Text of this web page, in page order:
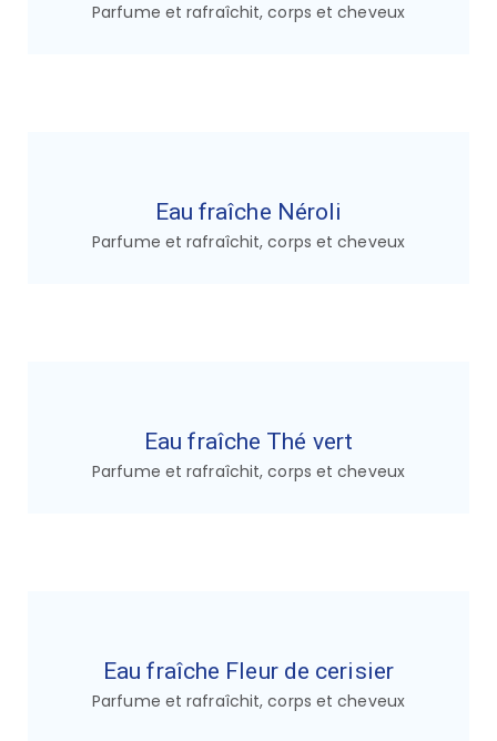
Parfume et rafraîchit, corps et cheveux
Eau fraîche Néroli
Parfume et rafraîchit, corps et cheveux
Eau fraîche Thé vert
Parfume et rafraîchit, corps et cheveux
Eau fraîche Fleur de cerisier
Parfume et rafraîchit, corps et cheveux